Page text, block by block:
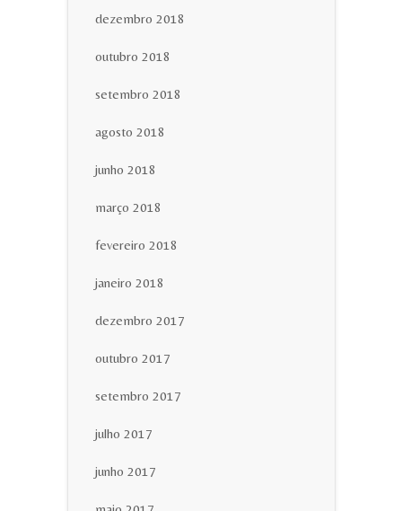
dezembro 2018
outubro 2018
setembro 2018
agosto 2018
junho 2018
março 2018
fevereiro 2018
janeiro 2018
dezembro 2017
outubro 2017
setembro 2017
julho 2017
junho 2017